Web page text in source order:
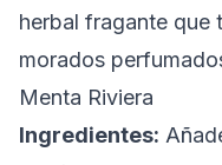
herbal fragante que
morados
Menta Riviera
Ingredientes: